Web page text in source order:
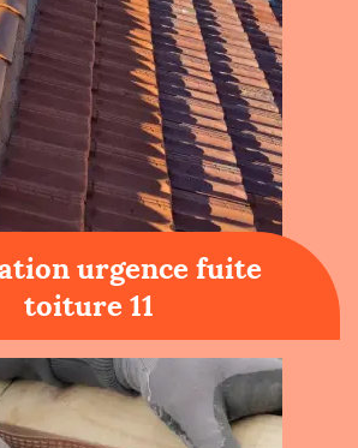
urgence fuite
toiture 11